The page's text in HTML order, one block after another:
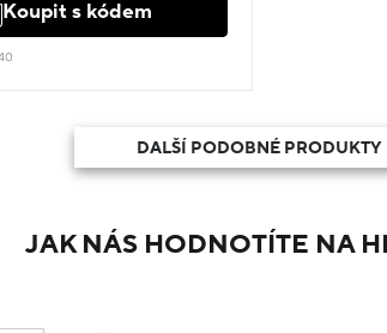
Koupit s kódem
DALŠÍ PODOBNÉ PRODUKTY
JAK NÁS HODNOTÍTE NA